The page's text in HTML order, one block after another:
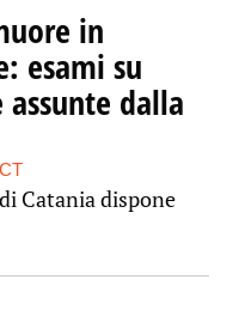
in
esami su
assunte dalla
Catania dispone